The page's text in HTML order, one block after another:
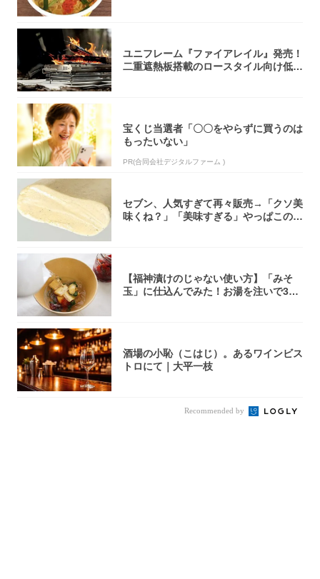
ユニフレーム『ファイアレイル』発売！
二重遮熱板搭載のロースタイル向け低型
宝くじ当選者「〇〇をやらずに買うのは
もったいない」
PR(合同会社デジタルファーム )
セブン、人気すぎて再々販売→「クソ美
味くね？」「美味すぎる」やっぱこのク
【福神漬けのじゃない使い方】「みそ
玉」に仕込んでみた！お湯を注いで30
酒場の小恥（こはじ）。あるワインビス
トロにて｜大平一枝
Recommended by